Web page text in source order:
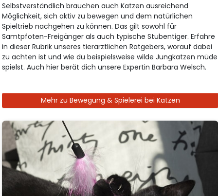
Selbstverständlich brauchen auch Katzen ausreichend
Möglichkeit, sich aktiv zu bewegen und dem natürlichen
Spieltrieb nachgehen zu können. Das gilt sowohl für
Samtpfoten-Freigänger als auch typische Stubentiger. Erfahre
in dieser Rubrik unseres tierärztlichen Ratgebers, worauf dabei
zu achten ist und wie du beispielsweise wilde Jungkatzen müde
spielst. Auch hier berät dich unsere Expertin Barbara Welsch.
Mehr zu Bewegung & Spielerei bei Katzen